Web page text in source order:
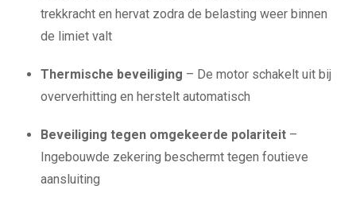
trekkracht en hervat zodra de belasting weer binnen
de limiet valt
Thermische beveiliging – De motor schakelt uit bij
oververhitting en herstelt automatisch
Beveiliging tegen omgekeerde polariteit –
Ingebouwde zekering beschermt tegen foutieve
aansluiting